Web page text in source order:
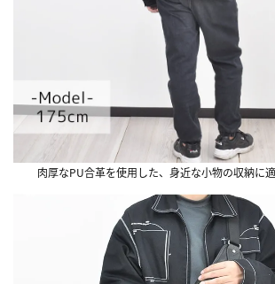
肉厚なPU合革を使用した、身近な小物の収納に適